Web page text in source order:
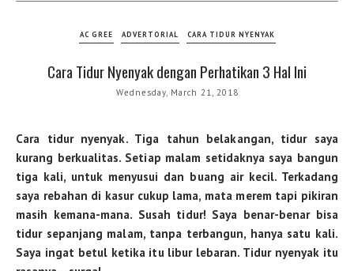
AC GREE ADVERTORIAL CARA TIDUR NYENYAK
Cara Tidur Nyenyak dengan Perhatikan 3 Hal Ini
Wednesday, March 21, 2018
Cara tidur nyenyak. Tiga tahun belakangan, tidur saya
kurang berkualitas. Setiap malam setidaknya saya bangun
tiga kali, untuk menyusui dan buang air kecil. Terkadang
saya rebahan di kasur cukup lama, mata merem tapi pikiran
masih kemana-mana. Susah tidur! Saya benar-benar bisa
tidur sepanjang malam, tanpa terbangun, hanya satu kali.
Saya ingat betul ketika itu libur lebaran. Tidur nyenyak itu